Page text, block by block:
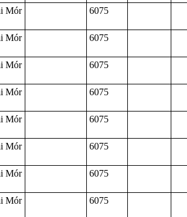
Mór
6075
Mór
6075
Mór
6075
Mór
6075
Mór
6075
Mór
6075
Mór
6075
Mór
6075